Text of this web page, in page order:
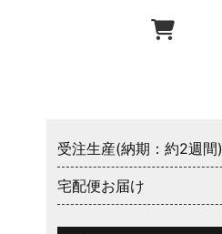
受注生産(納期：約2週間)
宅配便お届け